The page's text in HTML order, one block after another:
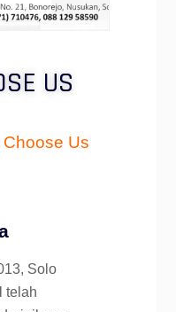
US
Us
Solo
telah